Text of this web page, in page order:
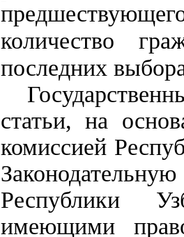
количество
последних
статьи, на
комиссией
Республики
имеющими